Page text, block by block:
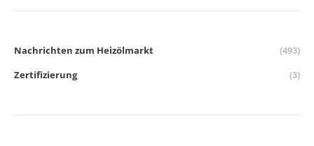
Nachrichten zum Heizölmarkt
(493)
Zertifizierung
(3)